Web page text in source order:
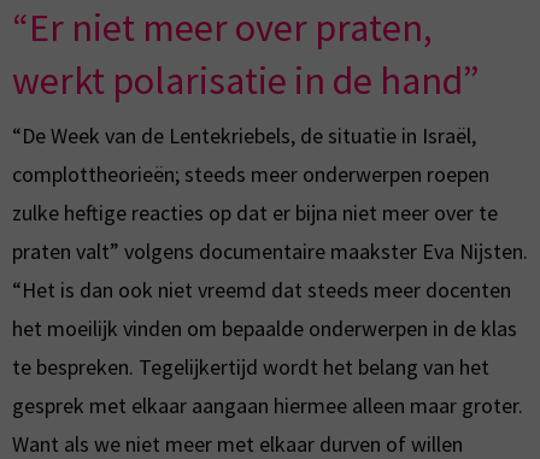
“Er niet meer over praten,
werkt polarisatie in de hand”
“De Week van de Lentekriebels, de situatie in Israël,
complottheorieën; steeds meer onderwerpen roepen
zulke heftige reacties op dat er bijna niet meer over te
praten valt” volgens documentaire maakster Eva Nijsten.
“Het is dan ook niet vreemd dat steeds meer docenten
het moeilijk vinden om bepaalde onderwerpen in de klas
te bespreken. Tegelijkertijd wordt het belang van het
gesprek met elkaar aangaan hiermee alleen maar groter.
Want als we niet meer met elkaar durven of willen